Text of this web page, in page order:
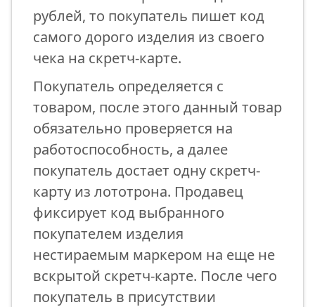
рублей, то покупатель пишет код
самого дорого изделия из своего
чека на скретч-карте.
Покупатель определяется с
товаром, после этого данный товар
обязательно проверяется на
работоспособность, а далее
покупатель достает одну скретч-
карту из лототрона. Продавец
фиксирует код выбранного
покупателем изделия
нестираемым маркером на еще не
вскрытой скретч-карте. После чего
покупатель в присутствии